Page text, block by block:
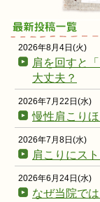
2026年8月4日(火)
肩を回すと
大丈夫？
2026年7月22日(水)
慢性肩こり
2026年7月8日(水)
肩こりにス
2026年6月24日(水)
なぜ当院で